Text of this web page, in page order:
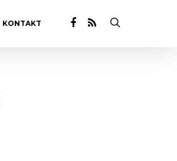
KONTAKT